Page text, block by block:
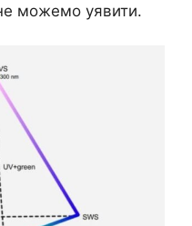
можемо уявити.